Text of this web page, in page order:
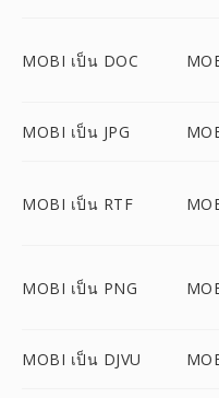
MOBI เป็น DOC
MOBI เป็น JPG
MOBI เป็น RTF
MOBI เป็น PNG
MOBI เป็น DJVU